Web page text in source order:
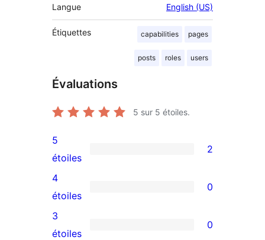
Langue English (US)
Étiquettes capabilities pages
posts roles users
Évaluations
5 sur 5 étoiles.
2
avis
à
5
étoiles
5
étoiles
2
0
avis
à
4
étoiles
0
0
3
étoiles
0